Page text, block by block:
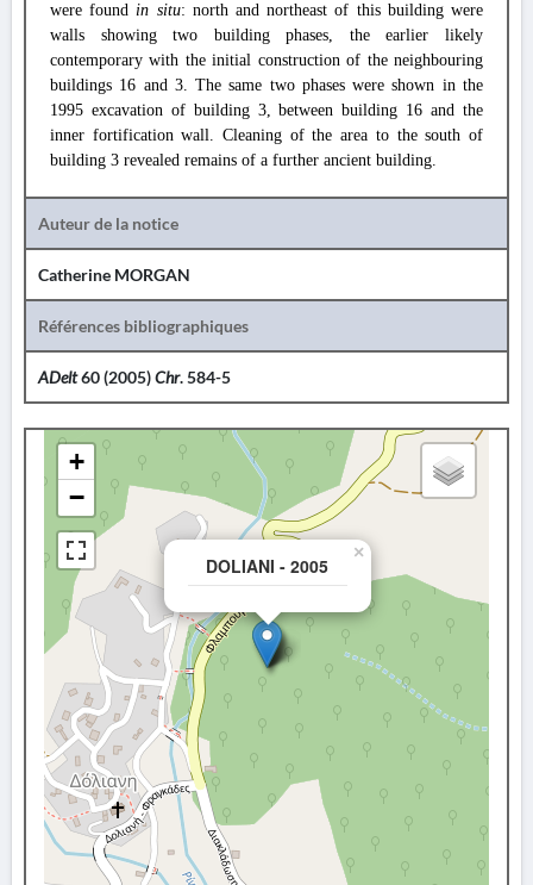
were foundin situ: north and northeast of this building were
walls showing two building phases, the earlier likely
contemporary with the initial construction of the neighbouring
buildings 16 and 3. The same two phases were shown in the
1995 excavation of building 3, between building 16 and the
inner fortification wall. Cleaning of the area to the south of
building 3 revealed remains of a further ancient building.
Auteur de la notice
Catherine MORGAN
Références bibliographiques
ADelt60 (2005)Chr. 584-5
DOLIANI - 2005
×
+
−